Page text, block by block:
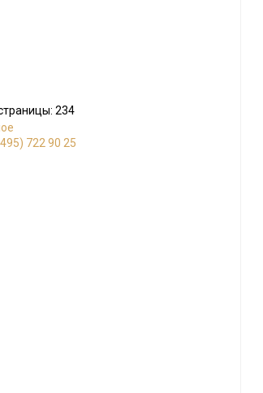
234
722 90 25